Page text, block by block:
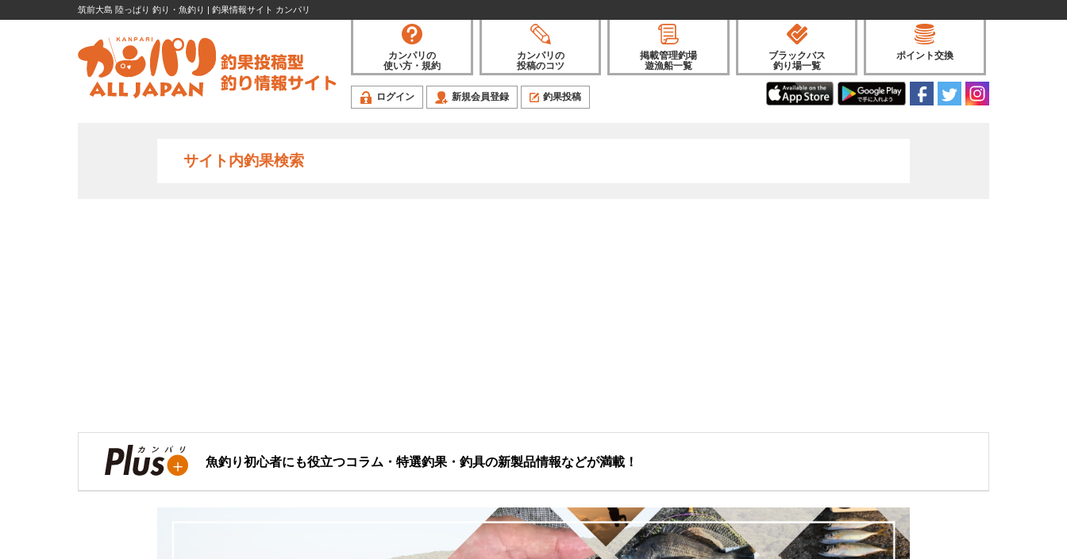
筑前大島 陸っぱり 釣り・魚釣り | 釣果情報サイト カンパリ
カンパリの
使い方・規約
カンパリの
投稿のコツ
掲載管理釣場
遊漁船一覧
ブラックバス
釣り場一覧
ポイント交換
ログイン 新規会員登録 釣果投稿
サイト内釣果検索
魚釣り初心者にも役立つコラム・特選釣果・釣具の新製品情報などが満載！